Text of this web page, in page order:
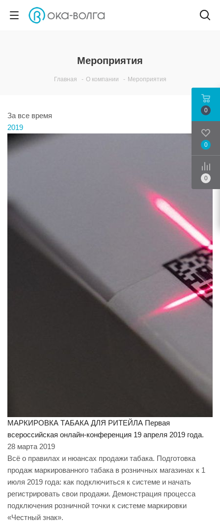
Мероприятия
Главная - О компании - Мероприятия
За все время
2019
МАРКИРОВКА ТАБАКА ДЛЯ РИТЕЙЛА Первая
всероссийская онлайн-конференция 19 апреля 2019 года.
28 марта 2019
Всё о правилах и нюансах продажи табака. Подготовка
продаж маркированного табака в розничных магазинах к 1
июля 2019 года: как подключиться к системе и начать
регистрировать свои продажи. Демонстрация процесса
подключения розничной точки к системе маркировки
«Честный знак».
0
0
0